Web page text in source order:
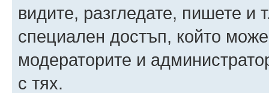
видите, разгледате, пишете
специален достъп, който
модераторите и
с тях.